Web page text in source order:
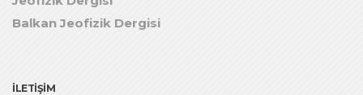
Balkan Jeofizik Dergisi
İLETİŞİM